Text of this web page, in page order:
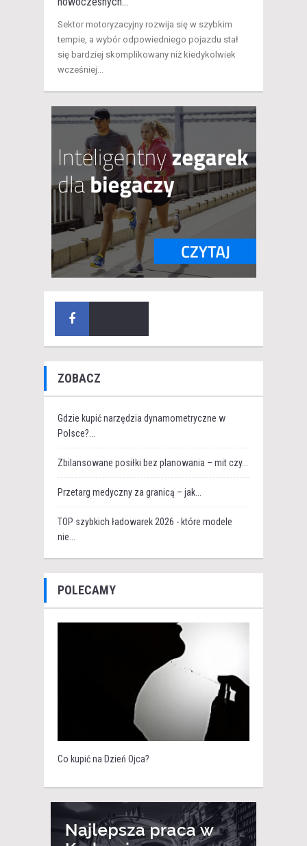
Sektor motoryzacyjny rozwija się w szybkim
tempie, a wybór odpowiedniego pojazdu stał
się bardziej skomplikowany niż kiedykolwiek
wcześniej...
ZOBACZ
Gdzie kupić narzędzia dynamometryczne w
Polsce?...
Zbilansowane posiłki bez planowania – mit czy...
Przetarg medyczny za granicą – jak...
TOP szybkich ładowarek 2026 - które modele
nie...
POLECAMY
Co kupić na Dzień Ojca?